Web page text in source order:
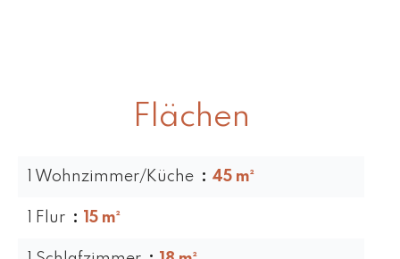
Flächen
1 Wohnzimmer/Küche 45 m²
1 Flur 15 m²